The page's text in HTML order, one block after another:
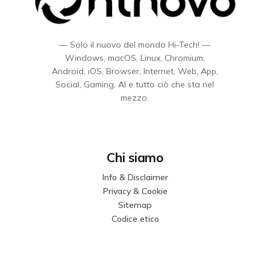
— Solo il nuovo del mondo Hi-Tech! —
Windows, macOS, Linux, Chromium,
Android, iOS, Browser, Internet, Web, App,
Social, Gaming, AI e tutto ciò che sta nel
mezzo.
Chi siamo
Info & Disclaimer
Privacy & Cookie
Sitemap
Codice etico